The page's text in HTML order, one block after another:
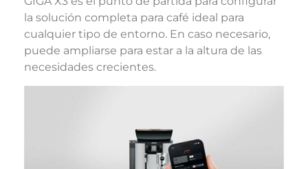
la solución completa para café ideal para
cualquier tipo de entorno. En caso necesario,
puede ampliarse para estar a la altura de las
necesidades crecientes.